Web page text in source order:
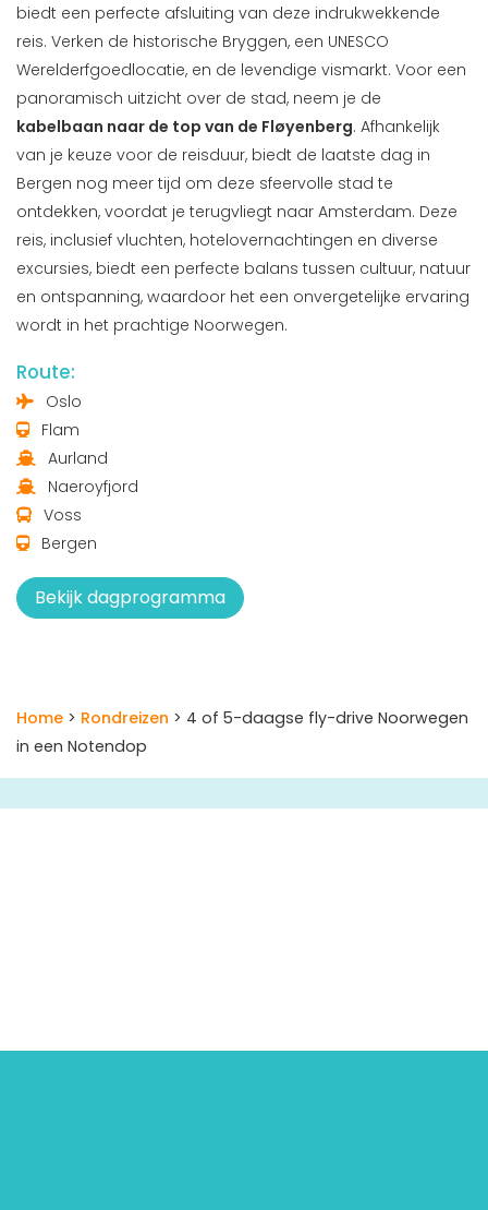
biedt een perfecte afsluiting van deze indrukwekkende
reis. Verken de historische Bryggen, een UNESCO
Werelderfgoedlocatie, en de levendige vismarkt. Voor een
panoramisch uitzicht over de stad, neem je de
kabelbaan naar de top van de Fløyenberg. Afhankelijk
van je keuze voor de reisduur, biedt de laatste dag in
Bergen nog meer tijd om deze sfeervolle stad te
ontdekken, voordat je terugvliegt naar Amsterdam. Deze
reis, inclusief vluchten, hotelovernachtingen en diverse
excursies, biedt een perfecte balans tussen cultuur, natuur
en ontspanning, waardoor het een onvergetelijke ervaring
wordt in het prachtige Noorwegen.
Route:
Oslo
Flam
Aurland
Naeroyfjord
Voss
Bergen
Bekijk dagprogramma
Home > Rondreizen > 4 of 5-daagse fly-drive Noorwegen
in een Notendop